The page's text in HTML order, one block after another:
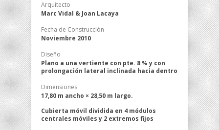
Arquitecto
Marc Vidal & Joan Lacaya
Fecha de Construcción
Noviembre 2010
Diseño
Plano a una vertiente con pte. 8 % y con
prolongación lateral inclinada hacia dentro
Dimensiones
17,80 m ancho × 28,50 m largo.
Cubierta móvil dividida en 4 módulos
centrales móviles y 2 extremos fijos